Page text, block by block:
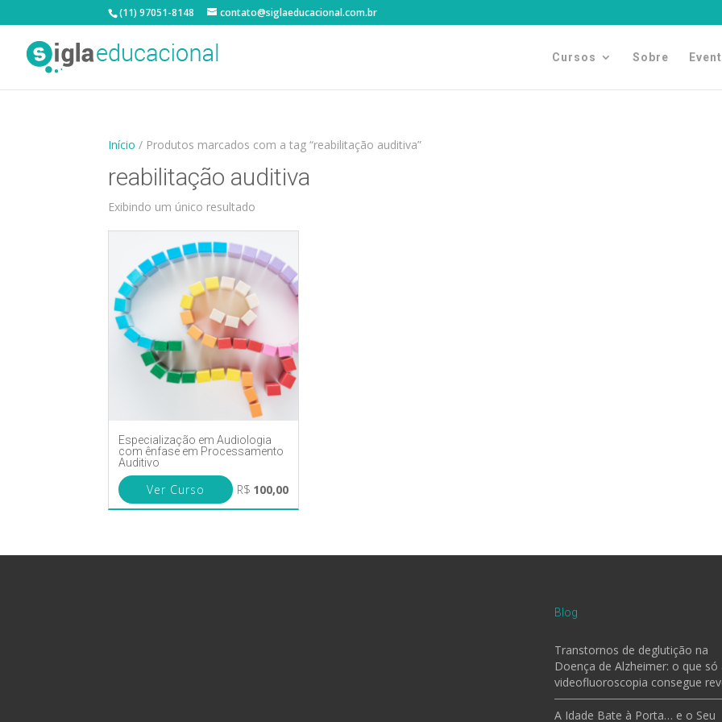
(11) 97051-8148 contato@siglaeducacional.com.br
Cursos Sobre
Início / Produtos marcados com a tag “reabilitação auditiva”
reabilitação auditiva
Exibindo um único resultado
Especialização em Audiologia
com ênfase em Processamento
Auditivo
R$ 100,00
Ver Curso
Blog
Transtornos de deglutição na
Doença de Alzheimer: o que só
videofluoroscopia consegue
A Idade Bate à Porta… e o Seu